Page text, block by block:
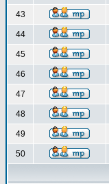
43
44
45
46
47
48
49
50